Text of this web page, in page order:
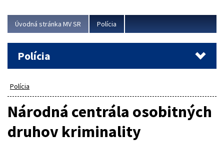
Úvodná stránka MV SR Polícia
Polícia
Polícia
Národná centrála osobitných
druhov kriminality